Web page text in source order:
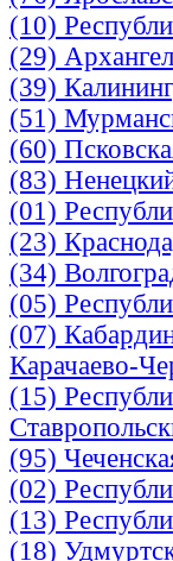
(10)
(29)
(39)
(51)
(60)
(83)
(01)
(23)
(34)
(05)
(07)
Карачаево-
(15)
(95)
(02)
(13)
(18)